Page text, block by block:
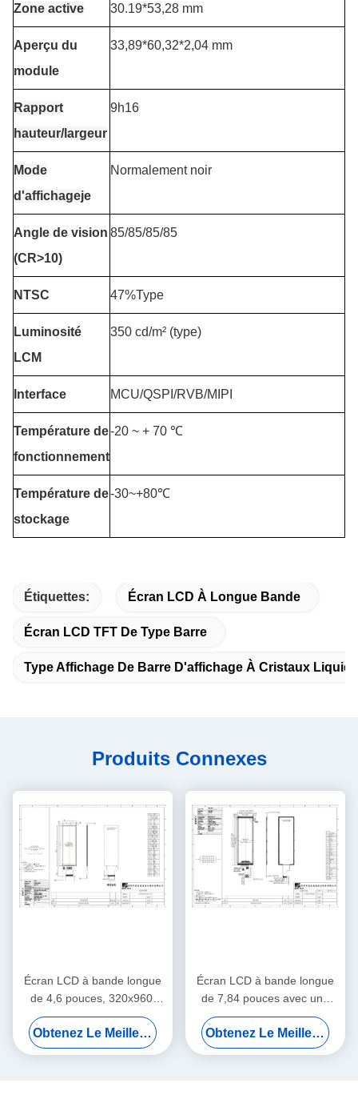
Zone active 30.19*53,28 mm
Aperçu du
module
33,89*60,32*2,04 mm
Rapport
hauteur/largeur
9h16
Mode
d'affichageje
Normalement noir
Angle de vision
(CR>10)
85/85/85/85
NTSC 47%Type
Luminosité
LCM
350 cd/m² (type)
Interface MCU/QSPI/RVB/MIPI
Température de
fonctionnement
-20 ~ + 70 ℃
Température de
stockage
-30~+80℃
Étiquettes: Écran LCD À Longue Bande
Écran LCD TFT De Type Barre
Type Affichage De Barre D'affichage À Cristaux
Produits Connexes
Écran LCD à bande longue
de 4,6 pouces, 320x960,
300 cd/m² de luminance,
IPS, angle de vision complet
Obtenez Le Meilleur Prix
Écran LCD à bande longue
de 7,84 pouces avec une
résolution de 400×1280 et
une luminance de 400 cd/m2
Obtenez Le Meilleur Prix